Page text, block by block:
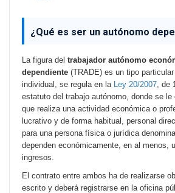
¿Qué es ser un autónomo
La figura del trabajador autónomo
dependiente (TRADE) es un tipo
individual, se regula en la
Ley 20/2007 , de
estatuto del trabajo autónomo, donde se le
que realiza una actividad económica o
lucrativo y de forma habitual, personal
para una persona física o jurídica
dependen económicamente, en al menos,
ingresos.
El contrato entre ambos ha de realizarse
escrito y deberá registrarse en la oficina